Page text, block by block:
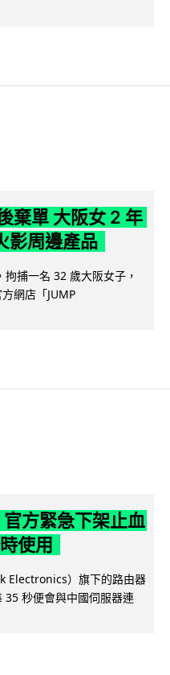
棄單 大阪女 2 年
影周邊產品
捕一名 32 歲大阪女子，
網店「JUMP
方緊急下架止血
使用
Electronics）旗下的路由器
35 秒便會與中國伺服器連